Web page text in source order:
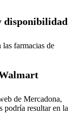
disponibilidad
farmacias de
de Mercadona,
podría resultar en la